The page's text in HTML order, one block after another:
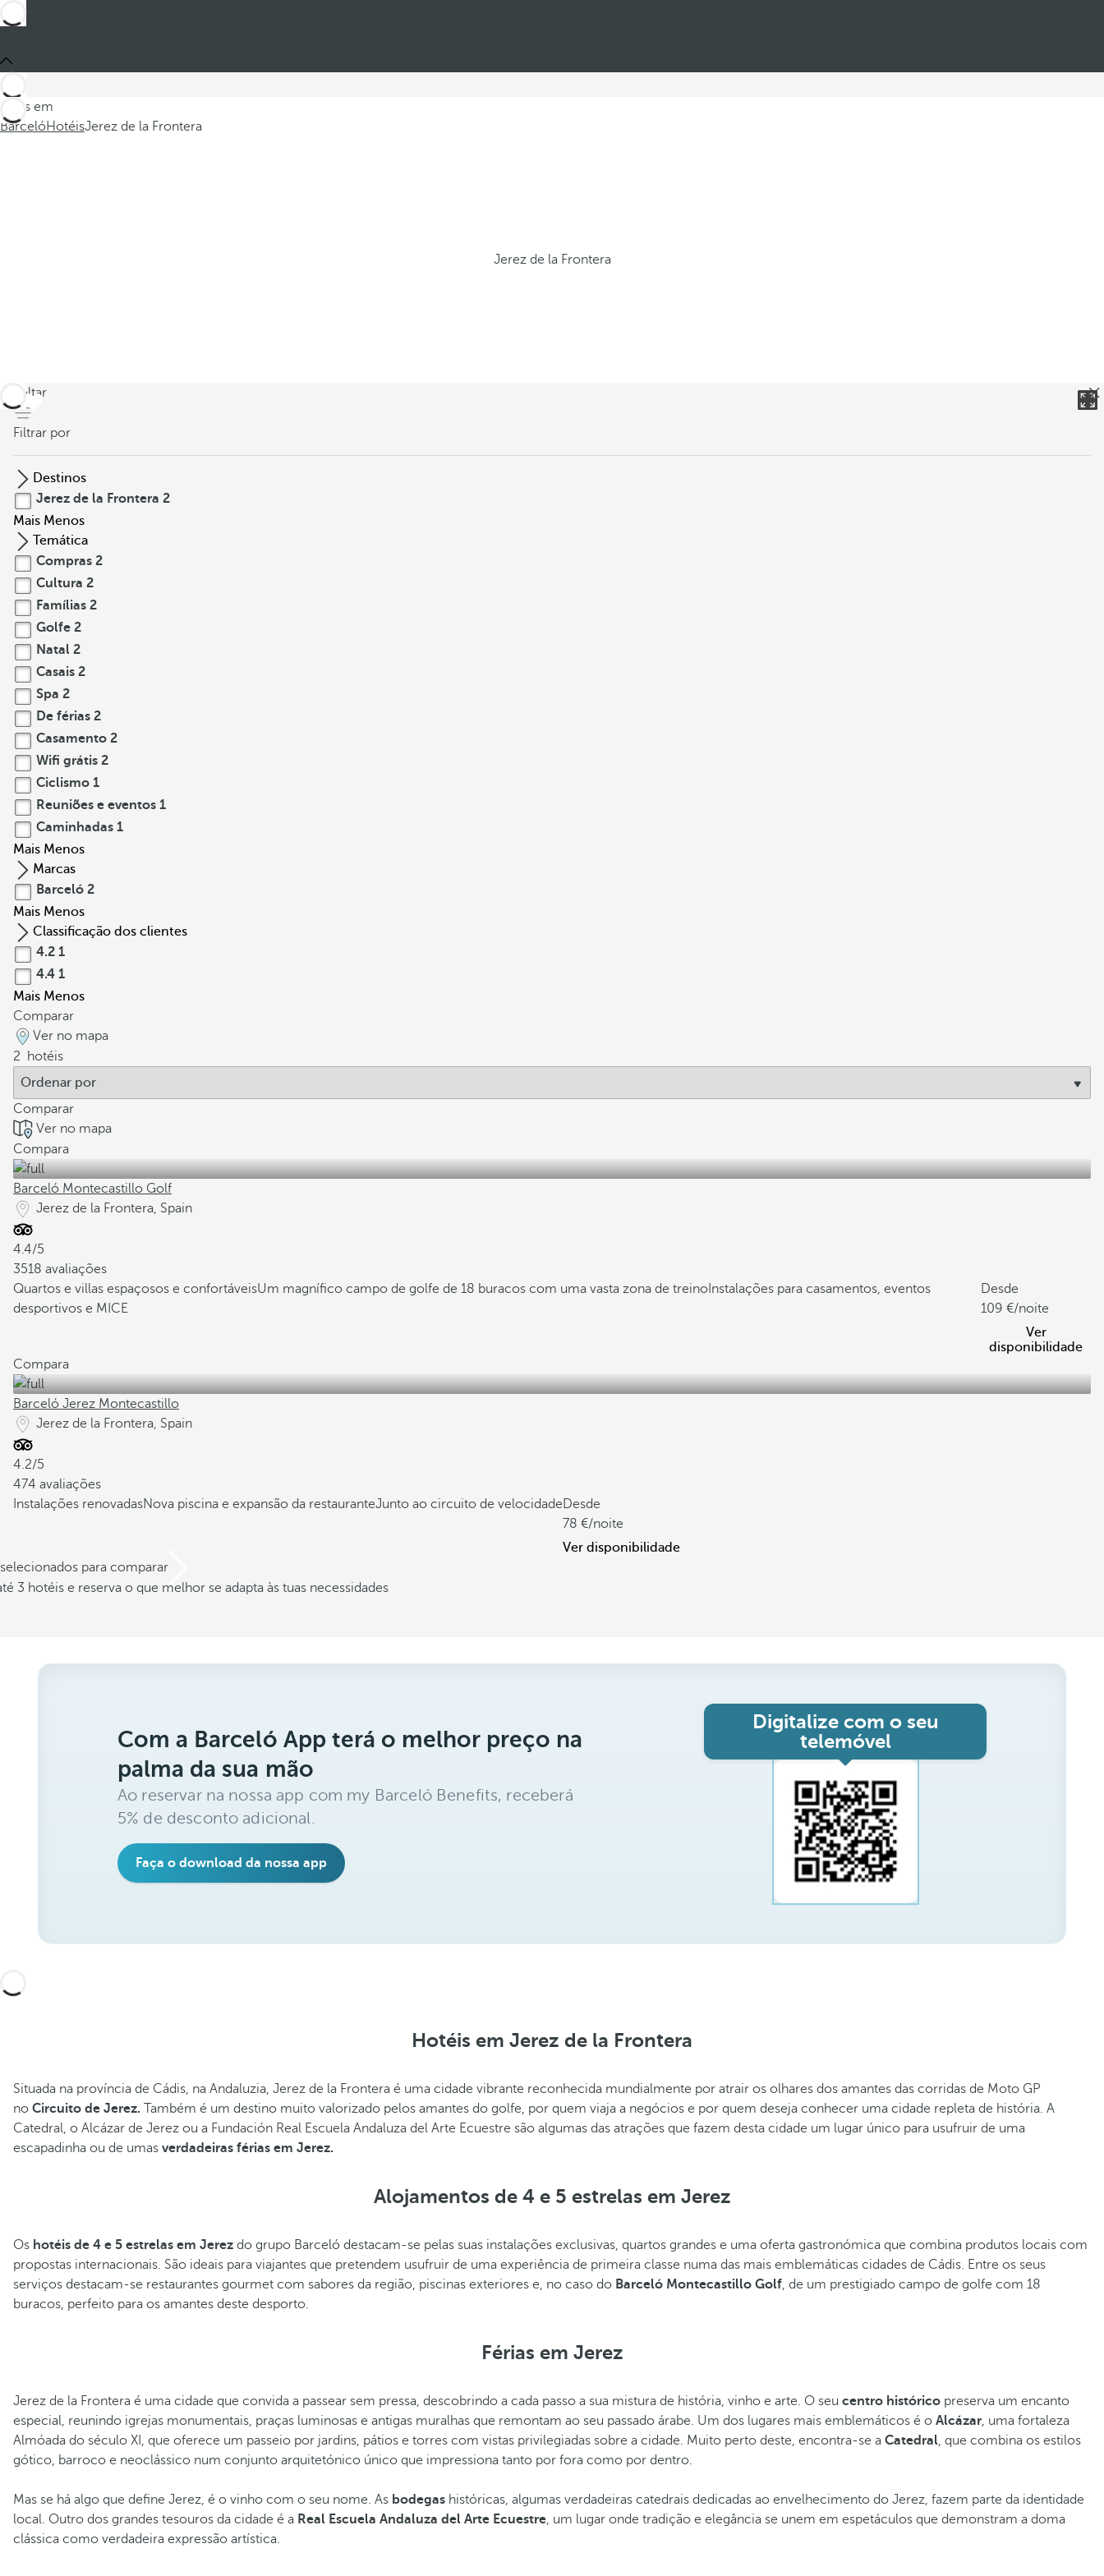
Estes em
BarcelóHotéisJerez de la Frontera
Jerez de la Frontera
voltar
Filtrar por
Destinos
Jerez de la Frontera 2
Mais Menos
Temática
Compras 2
Cultura 2
Famílias 2
Golfe 2
Natal 2
Casais 2
Spa 2
De férias 2
Casamento 2
Wifi grátis 2
Ciclismo 1
Reuniões e eventos 1
Caminhadas 1
Mais Menos
Marcas
Barceló 2
Mais Menos
Classificação dos clientes
4.2 1
4.4 1
Mais Menos
Comparar
Ver no mapa
2
hotéis
Comparar
Ver no mapa
Compara
Barceló Montecastillo Golf
Jerez de la Frontera, Spain
4.4/5
3518 avaliações
Quartos e villas espaçosos e confortáveisUm magnífico campo de golfe de 18 buracos com uma vasta zona de treino Instalações para casamentos, eventos
desportivos e MICE
Desde
109
/noite
Ver
disponibilidade
Compara
Barceló Jerez Montecastillo
Jerez de la Frontera, Spain
4.2/5
474 avaliações
Instalações renovadasNova piscina e expansão da restauranteJunto ao circuito de velocidadeDesde
78
/noite
Ver disponibilidade
para comparar
3 hotéis e reserva o que melhor se adapta às tuas necessidades
Com a Barceló App terá o melhor preço na
palma da sua mão
Ao reservar na nossa app com my Barceló Benefits, receberá
5% de desconto adicional.
Faça o download da nossa app
Digitalize com o seu
telemóvel
Hotéis em Jerez de la Frontera
Situada na província de Cádis, na Andaluzia, Jerez de la Frontera é uma cidade vibrante reconhecida mundialmente por atrair os olhares dos amantes das corridas de Moto GP
no Circuito de Jerez. Também é um destino muito valorizado pelos amantes do golfe, por quem viaja a negócios e por quem deseja conhecer uma cidade repleta de história. A
Catedral, o Alcázar de Jerez ou a Fundación Real Escuela Andaluza del Arte Ecuestre são algumas das atrações que fazem desta cidade um lugar único para usufruir de uma
escapadinha ou de umas verdadeiras férias em Jerez.
Alojamentos de 4 e 5 estrelas em Jerez
Os hotéis de 4 e 5 estrelas em Jerez do grupo Barceló destacam-se pelas suas instalações exclusivas, quartos grandes e uma oferta gastronómica que combina produtos locais com
propostas internacionais. São ideais para viajantes que pretendem usufruir de uma experiência de primeira classe numa das mais emblemáticas cidades de Cádis. Entre os seus
serviços destacam-se restaurantes gourmet com sabores da região, piscinas exteriores e, no caso do Barceló Montecastillo Golf, de um prestigiado campo de golfe com 18
buracos, perfeito para os amantes deste desporto.
Férias em Jerez
Jerez de la Frontera é uma cidade que convida a passear sem pressa, descobrindo a cada passo a sua mistura de história, vinho e arte. O seu centro histórico preserva um encanto
especial, reunindo igrejas monumentais, praças luminosas e antigas muralhas que remontam ao seu passado árabe. Um dos lugares mais emblemáticos é o Alcázar, uma fortaleza
Almóada do século XI, que oferece um passeio por jardins, pátios e torres com vistas privilegiadas sobre a cidade. Muito perto deste, encontra-se a Catedral, que combina os estilos
gótico, barroco e neoclássico num conjunto arquitetónico único que impressiona tanto por fora como por dentro.
Mas se há algo que define Jerez, é o vinho com o seu nome. As bodegas históricas, algumas verdadeiras catedrais dedicadas ao envelhecimento do Jerez, fazem parte da identidade
local. Outro dos grandes tesouros da cidade é a Real Escuela Andaluza del Arte Ecuestre, um lugar onde tradição e elegância se unem em espetáculos que demonstram a doma
clássica como verdadeira expressão artística.